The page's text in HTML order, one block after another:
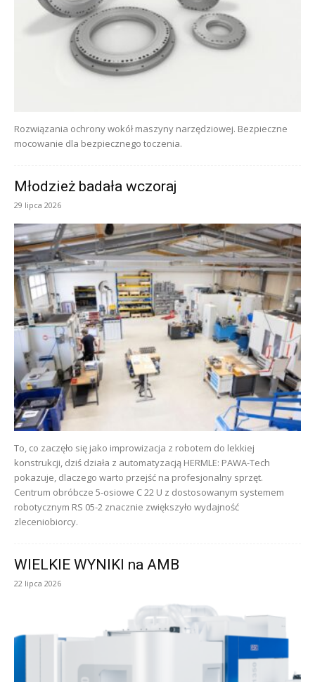
Rozwiązania ochrony wokół maszyny narzędziowej. Bezpieczne
mocowanie dla bezpiecznego toczenia.
Młodzież badała wczoraj
29 lipca 2026
To, co zaczęło się jako improwizacja z robotem do lekkiej
konstrukcji, dziś działa z automatyzacją HERMLE: PAWA-Tech
pokazuje, dlaczego warto przejść na profesjonalny sprzęt.
Centrum obróbcze 5-osiowe C 22 U z dostosowanym systemem
robotycznym RS 05-2 znacznie zwiększyło wydajność
zleceniobiorcy.
WIELKIE WYNIKI na AMB
22 lipca 2026